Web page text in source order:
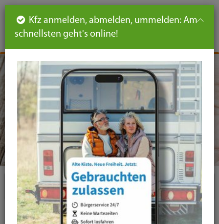
DE
Themen
Familie & Soziales
Seiteninhalt
Hauptnavigation
Seitennavigation
leichte
Sprache
Kfz anmelden, abmelden, ummelden: Am
schnellsten geht's online!